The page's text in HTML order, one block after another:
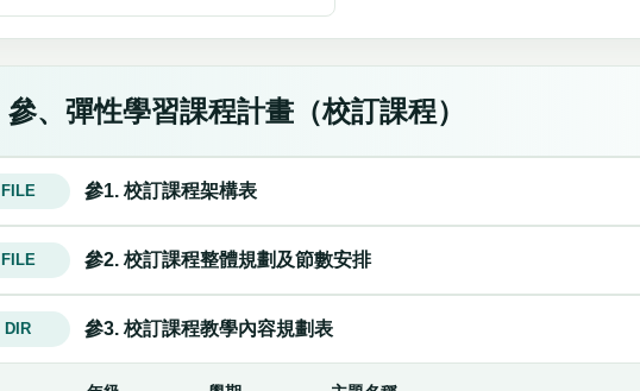
參、彈性學習課程計畫（校訂課程）
FILE 參1. 校訂課程架構表
FILE 參2. 校訂課程整體規劃及節數安排
DIR 參3. 校訂課程教學內容規劃表